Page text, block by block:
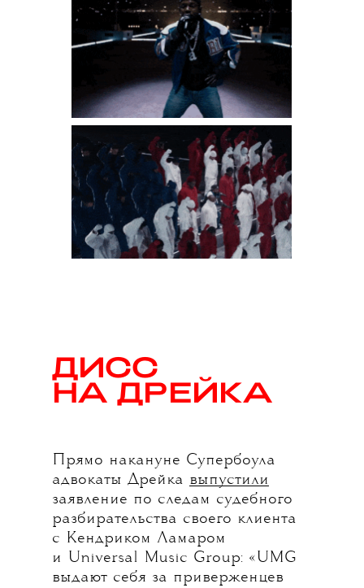
ДИСС
НА ДРЕЙКА
Прямо накануне Супербоула
адвокаты Дрейка выпустили
заявление по следам судебного
разбирательства своего клиента
с Кендриком Ламаром
и Universal Music Group: «UMG
выдают себя за приверженцев